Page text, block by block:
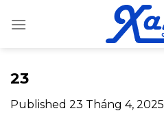
23
Published 23 Tháng 4, 2025